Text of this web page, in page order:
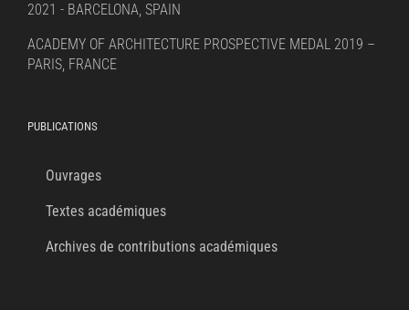
2021 - BARCELONA, SPAIN
ACADEMY OF ARCHITECTURE PROSPECTIVE MEDAL 2019 –
PARIS, FRANCE
PUBLICATIONS
Ouvrages
Textes académiques
Archives de contributions académiques